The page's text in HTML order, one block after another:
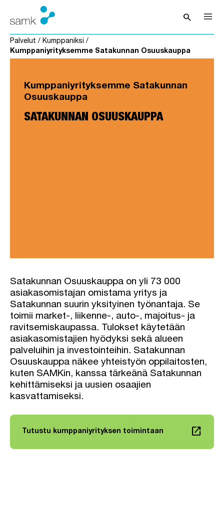
Siirry sisältöön
searchAvaa haku
Palvelut / Kumppaniksi /
Kumppaniyrityksemme Satakunnan Osuuskauppa
Kumppaniyrityksemme Satakunnan
Osuuskauppa
SATAKUNNAN OSUUSKAUPPA
Satakunnan Osuuskauppa on yli 73 000
asiakasomistajan omistama yritys ja
Satakunnan suurin yksityinen työnantaja. Se
toimii market-, liikenne-, auto-, majoitus- ja
ravitsemiskaupassa. Tulokset käytetään
asiakasomistajien hyödyksi sekä alueen
palveluihin ja investointeihin. Satakunnan
Osuuskauppa näkee yhteistyön oppilaitosten,
kuten SAMKin, kanssa tärkeänä Satakunnan
kehittämiseksi ja uusien osaajien
kasvattamiseksi.
Tutustu kumppaniyrityksen toimintaan
Linkki avautuu uuteen välilehteen launch